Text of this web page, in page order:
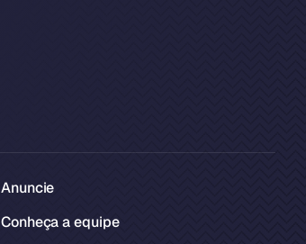
Anuncie
Conheça a equipe